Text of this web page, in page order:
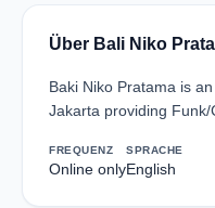
Über Bali Niko
Baki Niko Pratama is
Jakarta providing Funk/
FREQUENZ
Online only
SPRACHE
English